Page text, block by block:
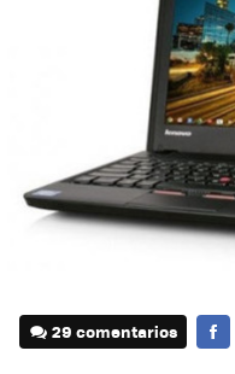
29 comentarios